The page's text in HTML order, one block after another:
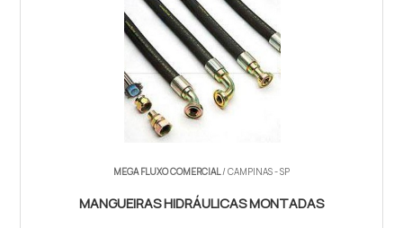
MEGA FLUXO COMERCIAL/ CAMPINAS - SP
MANGUEIRAS HIDRÁULICAS MONTADAS